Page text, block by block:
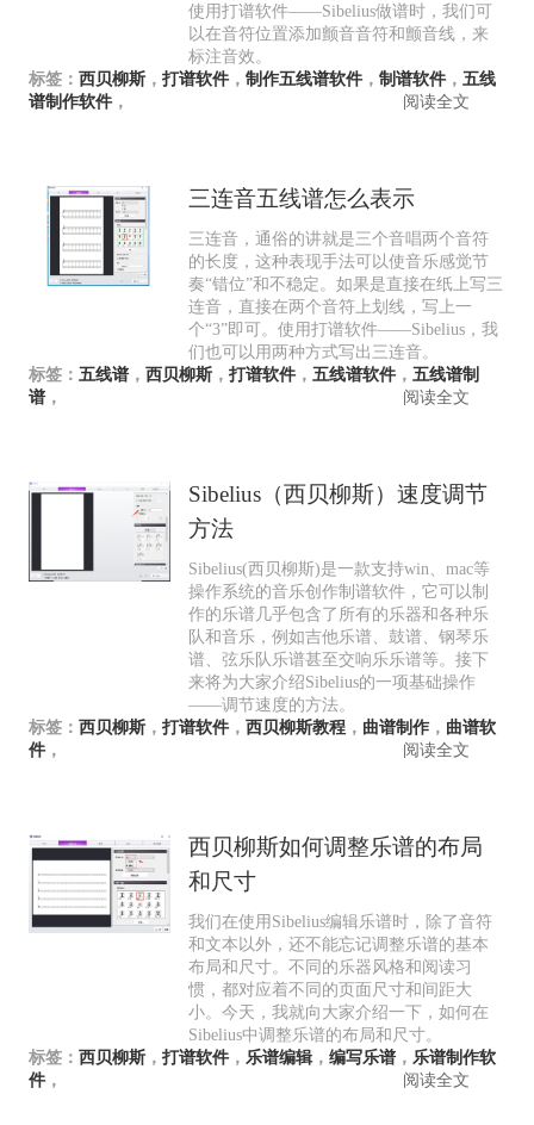
使用打谱软件——Sibelius做谱时，我们可
以在音符位置添加颤音音符和颤音线，来
标注音效。
标签： 西贝柳斯， 打谱软件， 制作五线谱软件， 制谱软件， 五线
谱制作软件， 阅读全文
三连音五线谱怎么表示
三连音，通俗的讲就是三个音唱两个音符
的长度，这种表现手法可以使音乐感觉节
奏“错位”和不稳定。如果是直接在纸上写三
连音，直接在两个音符上划线，写上一
个“3”即可。使用打谱软件——Sibelius，我
们也可以用两种方式写出三连音。
标签： 五线谱， 西贝柳斯， 打谱软件， 五线谱软件， 五线谱制
谱， 阅读全文
Sibelius（西贝柳斯）速度调节
方法
Sibelius(西贝柳斯)是一款支持win、mac等
操作系统的音乐创作制谱软件，它可以制
作的乐谱几乎包含了所有的乐器和各种乐
队和音乐，例如吉他乐谱、鼓谱、钢琴乐
谱、弦乐队乐谱甚至交响乐乐谱等。接下
来将为大家介绍Sibelius的一项基础操作
——调节速度的方法。
标签： 西贝柳斯， 打谱软件， 西贝柳斯教程， 曲谱制作， 曲谱软
件， 阅读全文
西贝柳斯如何调整乐谱的布局
和尺寸
我们在使用Sibelius编辑乐谱时，除了音符
和文本以外，还不能忘记调整乐谱的基本
布局和尺寸。不同的乐器风格和阅读习
惯，都对应着不同的页面尺寸和间距大
小。今天，我就向大家介绍一下，如何在
Sibelius中调整乐谱的布局和尺寸。
标签： 西贝柳斯， 打谱软件， 乐谱编辑， 编写乐谱， 乐谱制作软
件， 阅读全文